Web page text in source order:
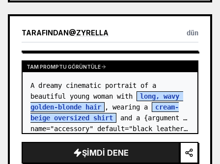
TARAFINDAN@ZYRELLA dün
TAM PROMPTU GÖRÜNTÜLE
A dreamy cinematic portrait of a
beautiful young woman with
long, wavy
golden-blonde hair
, wearing a
cream-
beige oversized shirt
and a {argument
name="accessory" default="black leather…
ŞIMDI DENE